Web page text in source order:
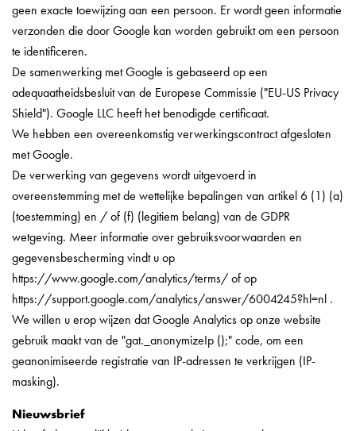
geen exacte toewijzing aan een persoon. Er wordt geen informatie
verzonden die door Google kan worden gebruikt om een ​​persoon
te identificeren.
De samenwerking met Google is gebaseerd op een
adequaatheidsbesluit van de Europese Commissie ("EU-US Privacy
Shield"). Google LLC heeft het benodigde certificaat.
We hebben een overeenkomstig verwerkingscontract afgesloten
met Google.
De verwerking van gegevens wordt uitgevoerd in
overeenstemming met de wettelijke bepalingen van artikel 6 (1) (a)
(toestemming) en / of (f) (legitiem belang) van de GDPR
wetgeving. Meer informatie over gebruiksvoorwaarden en
gegevensbescherming vindt u op
https://www.google.com/analytics/terms/ of op
https://support.google.com/analytics/answer/6004245?hl=nl .
We willen u erop wijzen dat Google Analytics op onze website
gebruik maakt van de "gat._anonymizeIp ();" code, om een ​​
geanonimiseerde registratie van IP-adressen te verkrijgen (IP-
masking).
Nieuwsbrief